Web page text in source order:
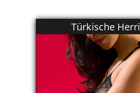
Türkische